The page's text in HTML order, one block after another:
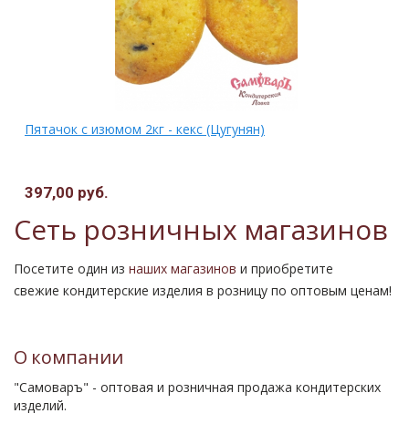
Пятачок с изюмом 2кг - кекс (Цугунян)
397,00 руб.
Сеть розничных магазинов
Посетите один из наших магазинов и приобретите
свежие кондитерские изделия в розницу по оптовым ценам!
О компании
"Самоваръ" - оптовая и розничная продажа кондитерских
изделий.